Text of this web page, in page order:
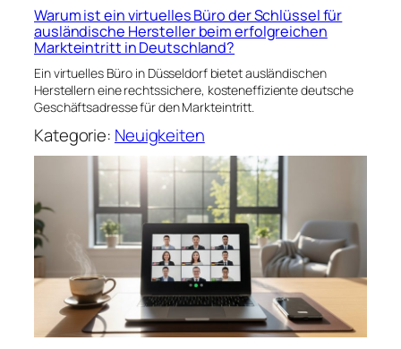
Warum ist ein virtuelles Büro der Schlüssel für
ausländische Hersteller beim erfolgreichen
Markteintritt in Deutschland?
Ein virtuelles Büro in Düsseldorf bietet ausländischen
Herstellern eine rechtssichere, kosteneffiziente deutsche
Geschäftsadresse für den Markteintritt.
Kategorie: Neuigkeiten